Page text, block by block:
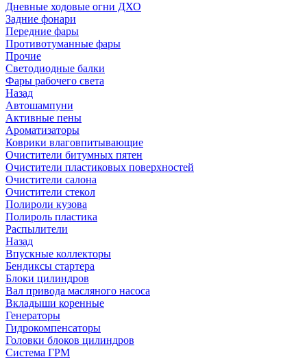
Дневные ходовые огни ДХО
Задние фонари
Передние фары
Противотуманные фары
Прочие
Светодиодные балки
Фары рабочего света
Назад
Автошампуни
Активные пены
Ароматизаторы
Коврики влаговпитывающие
Очистители битумных пятен
Очистители пластиковых поверхностей
Очистители салона
Очистители стекол
Полироли кузова
Полироль пластика
Распылители
Назад
Впускные коллекторы
Бендиксы стартера
Блоки цилиндров
Вал привода масляного насоса
Вкладыши коренные
Генераторы
Гидрокомпенсаторы
Головки блоков цилиндров
Система ГРМ